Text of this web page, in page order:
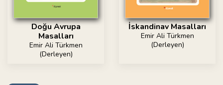
Doğu Avrupa
Masalları
Emir Ali Türkmen
(Derleyen)
İskandinav Masalları
Emir Ali Türkmen
(Derleyen)